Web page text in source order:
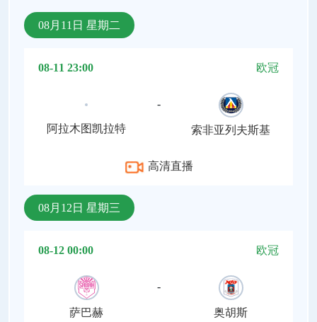
08月11日 星期二
08-11 23:00 欧冠
阿拉木图凯拉特
-
索非亚列夫斯基
高清直播
08月12日 星期三
08-12 00:00 欧冠
萨巴赫
-
奥胡斯